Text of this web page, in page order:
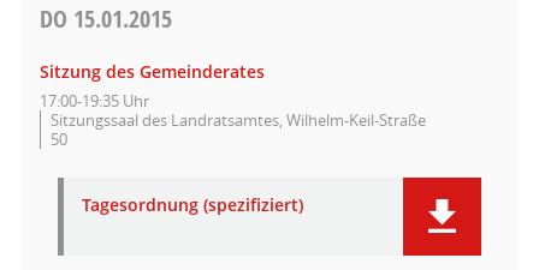
DO 15.01.2015
Sitzung des Gemeinderates
17:00-19:35 Uhr
Sitzungssaal des Landratsamtes, Wilhelm-Keil-Straße
50
Tagesordnung (spezifiziert)